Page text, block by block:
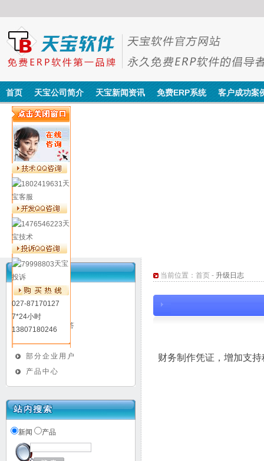
首页 天宝公司简介 天宝新闻资讯 免费ERP系统 客户成功案
新闻动态
常见问题解答
部分企业用户
产品中心
新闻 产品
当前位置： 首页 - 升级日志
财务制作凭证，增加支
天
宝客服
天
宝技术
天宝
投诉
027-87170127
7*24小时
13807180246